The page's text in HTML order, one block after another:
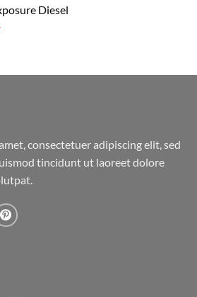
Diesel
consectetuer adipiscing elit, sed
tincidunt ut laoreet dolore